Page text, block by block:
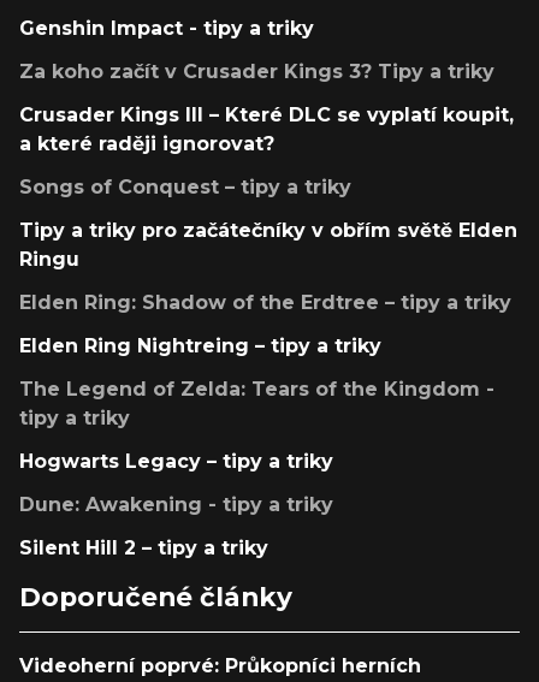
Genshin Impact - tipy a triky
Za koho začít v Crusader Kings 3? Tipy a triky
Crusader Kings III – Které DLC se vyplatí koupit,
a které raději ignorovat?
Songs of Conquest – tipy a triky
Tipy a triky pro začátečníky v obřím světě Elden
Ringu
Elden Ring: Shadow of the Erdtree – tipy a triky
Elden Ring Nightreing – tipy a triky
The Legend of Zelda: Tears of the Kingdom -
tipy a triky
Hogwarts Legacy – tipy a triky
Dune: Awakening - tipy a triky
Silent Hill 2 – tipy a triky
Doporučené články
Videoherní poprvé: Průkopníci herních